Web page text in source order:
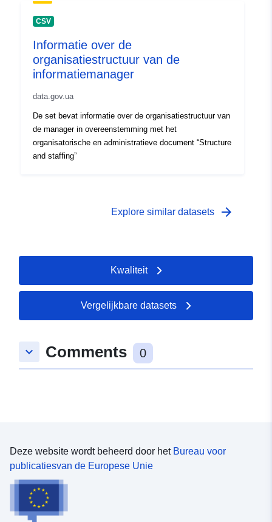
CSV
Informatie over de
organisatiestructuur van de
informatiemanager
data.gov.ua
De set bevat informatie over de organisatiestructuur van
de manager in overeenstemming met het
organisatorische en administratieve document “Structure
and staffing”
Explore similar datasets arrow_forward
Kwaliteit
Vergelijkbare datasets
keyboard_arrow_down Comments 0
Deze website wordt beheerd door het Bureau voor
publicatiesvan de Europese Unie